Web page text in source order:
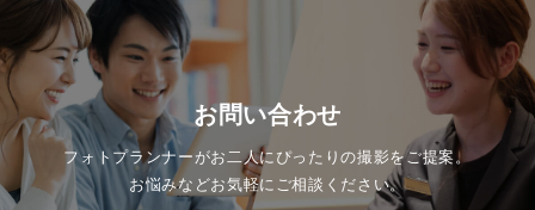
お問い合わせ
フォトプランナーがお二人にぴったりの撮影をご提案。
お悩みなどお気軽にご相談ください。